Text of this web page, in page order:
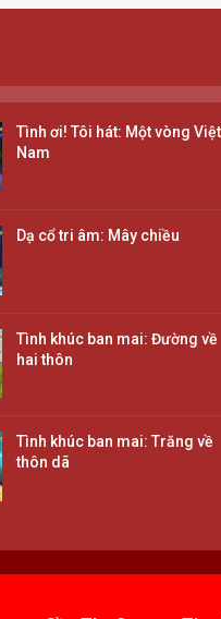
Tình ơi! Tôi hát: Một vòng Việt
Nam
Dạ cổ tri âm: Mây chiều
Tình khúc ban mai: Đường về
hai thôn
Tình khúc ban mai: Trăng về
thôn dã